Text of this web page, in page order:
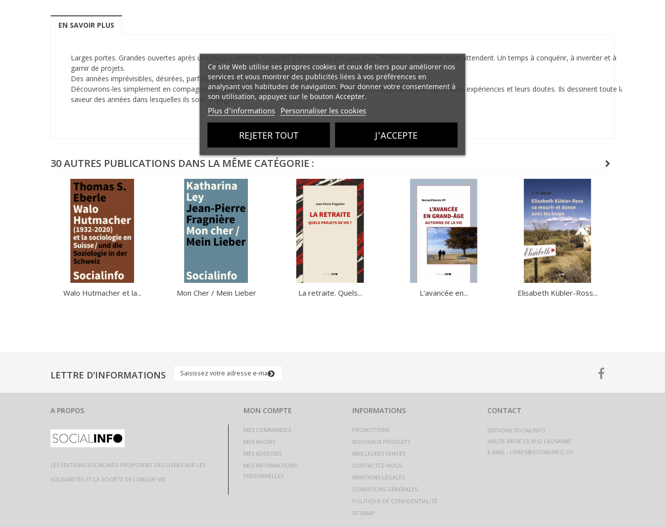
EN SAVOIR PLUS
Larges portes. Grandes ouvertes après une longue attente. Nous les franchissons presque tous. Plusieurs décennies nous attendent. Un temps à conquérir, à inventer et à
garnir de projets.
Des années imprévisibles, désirées, parfois craintes.
Découvrons-les simplement en compagnie de Laure, de Xavier, d’Adeline et des autres. Ces septuagénaires partagent leurs expériences et leurs doutes. Ils dessinent toute la
saveur des années dans lesquelles ils sont engagés.
30 AUTRES PUBLICATIONS DANS LA MÊME CATÉGORIE :
Walo Hutmacher et la... Mon Cher / Mein Lieber La retraite. Quels... L'avancée en... Elisabeth Kübler-Ross...
LETTRE D'INFORMATIONS
A PROPOS
LES ÉDITIONS SOCIALINFO PROPOSENT DES LIVRES SUR LES
SOLIDARITÉS ET LA SOCIÉTÉ DE LONGUE VIE.
MON COMPTE
MES COMMANDES
MES AVOIRS
MES ADRESSES
MES INFORMATIONS
PERSONNELLES
INFORMATIONS
PROMOTIONS
NOUVEAUX PRODUITS
MEILLEURES VENTES
CONTACTEZ-NOUS
MENTIONS LÉGALES
CONDITIONS GÉNÉRALES
POLITIQUE DE CONFIDENTIALITÉ
SITEMAP
CONTACT
EDITIONS SOCIALINFO
E-MAIL : LIVRES@SOCIALINFO.CH
Ce site Web utilise ses propres cookies et ceux de tiers pour améliorer nos
services et vous montrer des publicités liées à vos préférences en
analysant vos habitudes de navigation. Pour donner votre consentement à
son utilisation, appuyez sur le bouton Accepter.
Plus d'informations Personnaliser les cookies
REJETER TOUT J'ACCEPTE